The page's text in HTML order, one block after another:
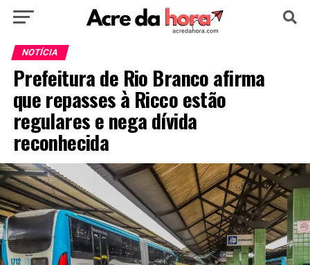
HOME
EDUCAÇÃO NOTÍCIA MUNDO
NOTÍCIA
Prefeitura de Rio Branco afirma
que repasses à Ricco estão
regulares e nega dívida
reconhecida